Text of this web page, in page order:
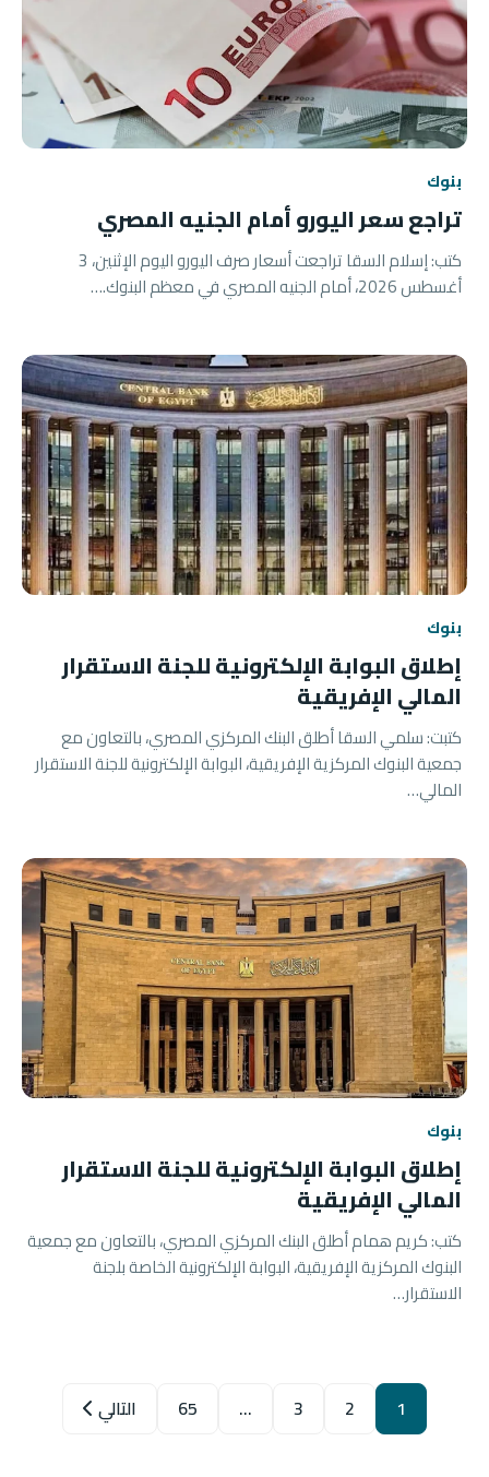
بنوك
تراجع سعر اليورو أمام الجنيه المصري
كتب: إسلام السقا تراجعت أسعار صرف اليورو اليوم الإثنين، 3
أغسطس 2026، أمام الجنيه المصري في معظم البنوك.…
بنوك
إطلاق البوابة الإلكترونية للجنة الاستقرار
المالي الإفريقية
كتبت: سلمي السقا أطلق البنك المركزي المصري، بالتعاون مع
جمعية البنوك المركزية الإفريقية، البوابة الإلكترونية للجنة الاستقرار
المالي…
بنوك
إطلاق البوابة الإلكترونية للجنة الاستقرار
المالي الإفريقية
كتب: كريم همام أطلق البنك المركزي المصري، بالتعاون مع جمعية
البنوك المركزية الإفريقية، البوابة الإلكترونية الخاصة بلجنة
الاستقرار…
1
2
3
…
65 التالي